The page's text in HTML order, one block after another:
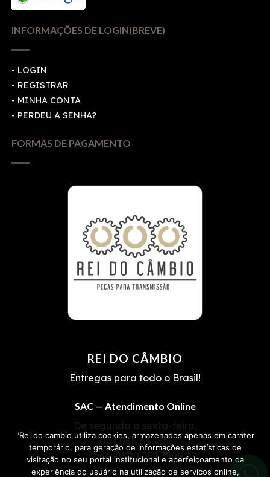
INFORMAÇÕES DE LOGIN(BREVE)
- LOGIN
- REGISTRAR
- MINHA CONTA
- PERDEU A SENHA?
FORMAS DE PAGAMENTO
REI DO CÂMBIO
Entregas para todo o Brasil!
SAC — Atendimento Online
De segunda a sexta-feira,
das 08h às 18h.
Fone:0800 052 3500
"Rei do cambio utiliza cookies, armazenados apenas em caráter
temporário, para geração de informações estatísticas de
visitação no seu portal institucional e aperfeiçoamento da
experiência do usuário na utilização de serviços online,